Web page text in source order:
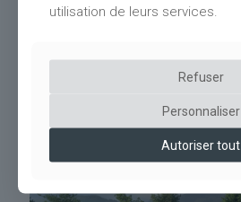
utilisation de leurs services.
Refuser
Personnaliser
Autoriser tout